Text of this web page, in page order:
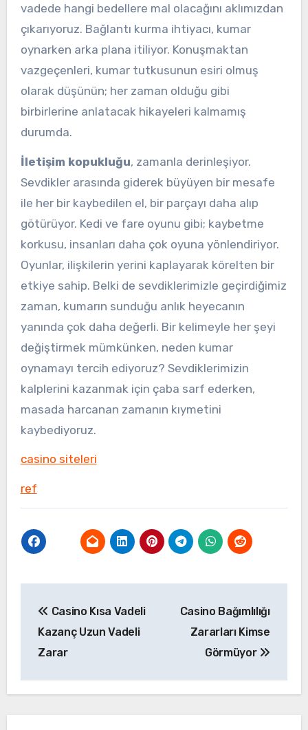
vadede hangi bedellere mal olacağını aklımızdan
çıkarıyoruz. Bağlantı kurma ihtiyacı, kumar
oynarken arka plana itiliyor. Konuşmaktan
vazgeçenleri, kumar tutkusunun esiri olmuş
olarak düşünün; her zaman olduğu gibi
birbirlerine anlatacak hikayeleri kalmamış
durumda.
İletişim kopukluğu, zamanla derinleşiyor.
Sevdikler arasında giderek büyüyen bir mesafe
ile her bir kaybedilen el, bir parçayı daha alıp
götürüyor. Kedi ve fare oyunu gibi; kaybetme
korkusu, insanları daha çok oyuna yönlendiriyor.
Oyunlar, ilişkilerin yerini kaplayarak körelten bir
etkiye sahip. Belki de sevdiklerimizle geçirdiğimiz
zaman, kumarın sunduğu anlık heyecanın
yanında çok daha değerli. Bir kelimeyle her şeyi
değiştirmek mümkünken, neden kumar
oynamayı tercih ediyoruz? Sevdiklerimizin
kalplerini kazanmak için çaba sarf ederken,
masada harcanan zamanın kıymetini
kaybediyoruz.
casino siteleri
ref
gezinmesi
Casino Kısa Vadeli
Kazanç Uzun Vadeli
Zarar
Casino Bağımlılığı
Zararları Kimse
Görmüyor